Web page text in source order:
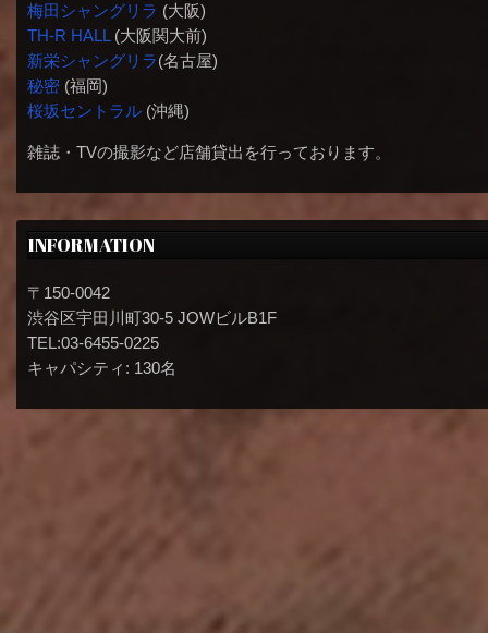
梅田シャングリラ (大阪)
TH-R HALL(大阪関大前)
新栄シャングリラ(名古屋)
秘密(福岡)
桜坂セントラル(沖縄)
雑誌・TVの撮影など店舗貸出を行っております。
INFORMATION
〒150-0042
渋谷区宇田川町30-5 JOWビルB1F
TEL:03-6455-0225
キャパシティ: 130名